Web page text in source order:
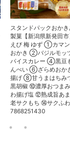
スタンドパックおか
製菓【新潟県新発田
えび 梅 ゆず ①カマ
おかき ②バジルモッ
パイスカレー ④黒
んべい ⑥ざらめお
揚げ ⑧甘うまはちみ
黒胡椒 ⑩濃厚おつま
わ揚げ塩 ⑫熟成旨あ
老サクもち ⑭サクふ
7868251430